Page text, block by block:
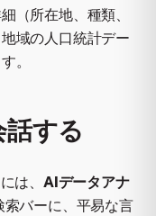
（所在地、種類、
域の人口統計デー
。
する
は、 AIデータアナ
バーに、平易な言